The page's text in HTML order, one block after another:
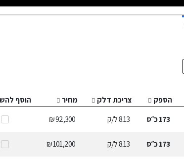
הספק צריכת דלק מחיר
הוסף
173כ״ס 8.13ל/ק 92,300 ₪
173כ״ס 8.13ל/ק 101,200 ₪